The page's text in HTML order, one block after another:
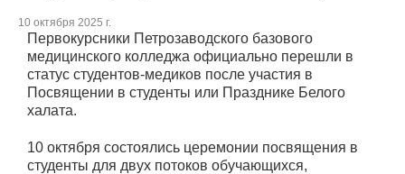
10 октября 2025 г.
Первокурсники Петрозаводского базового
медицинского колледжа официально перешли в
статус студентов-медиков после участия в
Посвящении в студенты или Празднике Белого
халата.
10 октября состоялись церемонии посвящения в
студенты для двух потоков обучающихся,